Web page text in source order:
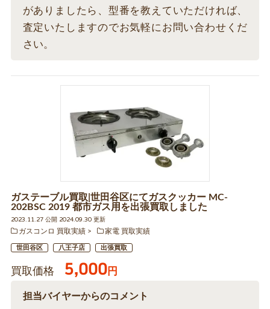
がありましたら、型番を教えていただければ、
査定いたしますのでお気軽にお問い合わせくだ
さい。
ガステーブル買取|世田谷区にてガスクッカー MC-
202BSC 2019 都市ガス用を出張買取しました
2023.11.27 公開 2024.09.30 更新
ガスコンロ 買取実績
家電 買取実績
世田谷区 八王子店 出張買取
買取価格 5,000円
担当バイヤーからのコメント